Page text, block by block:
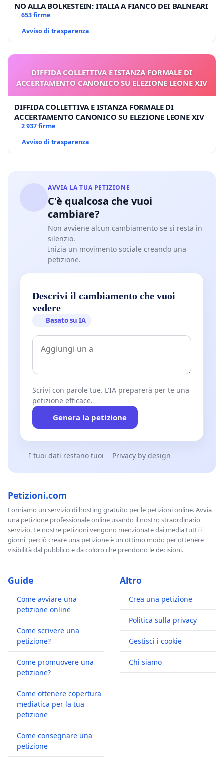
NO ALLA BOLKESTEIN: ITALIA A FIANCO DEI BALNEARI
653 firme
Avviso di trasparenza
DIFFIDA COLLETTIVA E ISTANZA FORMALE DI
ACCERTAMENTO CANONICO SU ELEZIONE LEONE XIV
DIFFIDA COLLETTIVA E ISTANZA FORMALE DI
ACCERTAMENTO CANONICO SU ELEZIONE LEONE XIV
2 937 firme
Avviso di trasparenza
AVVIA LA TUA PETIZIONE
C'è qualcosa che vuoi
cambiare?
Non avviene alcun cambiamento se si resta in
silenzio.
Inizia un movimento sociale creando una
petizione.
Descrivi il cambiamento che vuoi
vedere
Basato su IA
Scrivi con parole tue. L'IA preparerà per te una
petizione efficace.
Genera la petizione
I tuoi dati restano tuoi Privacy by design
Petizioni.com
Forniamo un servizio di hosting gratuito per le petizioni online. Avvia
una petizione professionale online usando il nostro straordinario
servizio. Le nostre petizioni vengono menzionate dai media tutti i
giorni, perciò creare una petizione è un ottimo modo per ottenere
visibilità dal pubblico e da coloro che prendono le decisioni.
Guide
Come avviare una
petizione online
Come scrivere una
petizione?
Come promuovere una
petizione?
Come ottenere copertura
mediatica per la tua
petizione
Come consegnare una
petizione
Altro
Crea una petizione
Politica sulla privacy
Gestisci i cookie
Chi siamo